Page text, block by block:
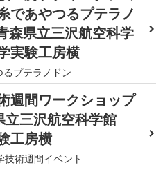
あやつるプテラノ
森県立三沢航空科学
実験工房横
るプテラノドン
週間ワークショップ
立三沢航空科学館
工房横
技術週間イベント